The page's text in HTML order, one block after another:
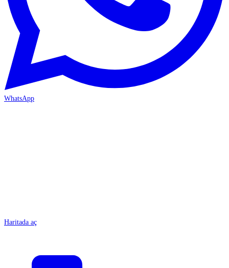
WhatsApp
Haritada aç